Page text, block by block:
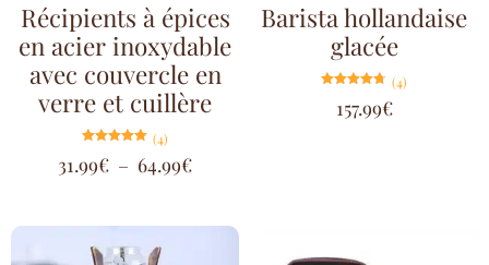
Récipients à épices
en acier inoxydable
avec couvercle en
verre et cuillère
5.00
sur 5
(4)
31.99€ – 64.99€
Barista hollandaise
glacée
4.75
sur 5
(4)
157.99€